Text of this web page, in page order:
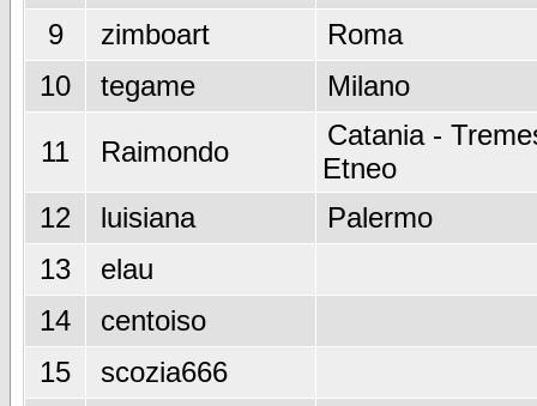
9
zimboart
Roma
10
tegame Milano
11 Raimondo
Catania -
Etneo
12
luisiana
Palermo
13
elau
14
centoiso
15
scozia666